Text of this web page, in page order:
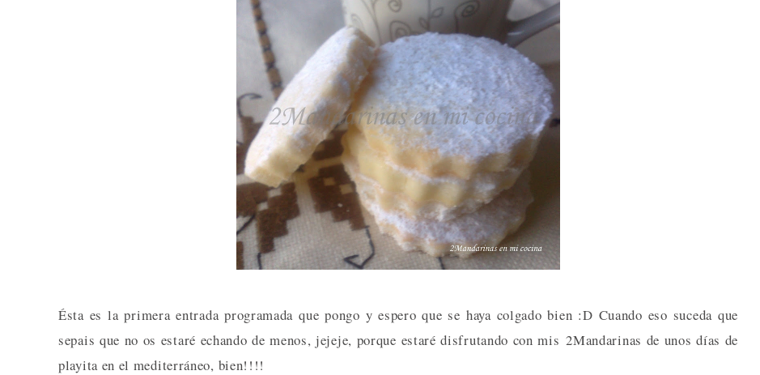
Ésta es la primera entrada programada que pongo y espero que se haya colgado bien :D Cuando eso suceda que
sepais que no os estaré echando de menos, jejeje, porque estaré disfrutando con mis 2Mandarinas de unos días de
playita en el mediterráneo, bien!!!!